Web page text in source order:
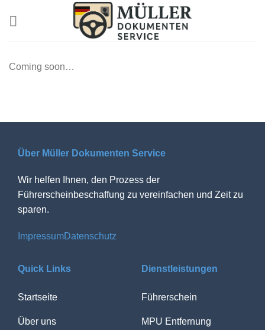
Coming soon…
Über Müller Dokumenten Service
Wir helfen Ihnen, den Prozess der
Führerscheinbeschaffung zu vereinfachen und Zeit zu
sparen.
ImpressumDatenschutz
Quick Links
Startseite
Über uns
Dienstleistungen
Führerschein
MPU Entfernung